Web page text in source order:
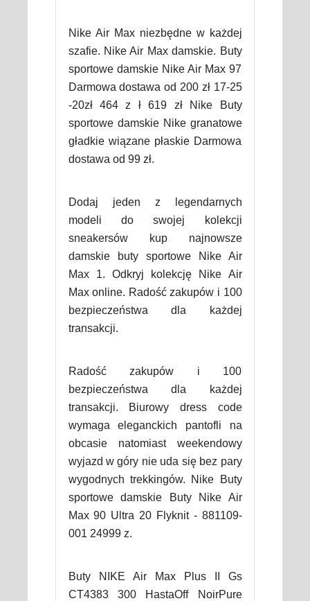
Nike Air Max niezbędne w każdej
szafie. Nike Air Max damskie. Buty
sportowe damskie Nike Air Max 97
Darmowa dostawa od 200 zł 17-25
-20zł 464 z ł 619 zł Nike Buty
sportowe damskie Nike granatowe
gładkie wiązane płaskie Darmowa
dostawa od 99 zł.
Dodaj jeden z legendarnych
modeli do swojej kolekcji
sneakersów kup najnowsze
damskie buty sportowe Nike Air
Max 1. Odkryj kolekcję Nike Air
Max online. Radość zakupów i 100
bezpieczeństwa dla każdej
transakcji.
Radość zakupów i 100
bezpieczeństwa dla każdej
transakcji. Biurowy dress code
wymaga eleganckich pantofli na
obcasie natomiast weekendowy
wyjazd w góry nie uda się bez pary
wygodnych trekkingów. Nike Buty
sportowe damskie Buty Nike Air
Max 90 Ultra 20 Flyknit - 881109-
001 24999 z.
Buty NIKE Air Max Plus II Gs
CT4383 300 HastaOff NoirPure